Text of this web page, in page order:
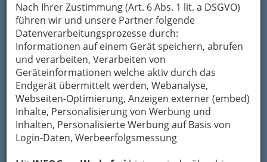
Nach Ihrer Zustimmung (Art. 6 Abs. 1 lit. a DSGVO)
führen wir und unsere Partner folgende
Datenverarbeitungsprozesse durch:
Informationen auf einem Gerät speichern, abrufen
und verarbeiten, Verarbeiten von
Geräteinformationen welche aktiv durch das
Endgerät übermittelt werden, Webanalyse,
Webseiten-Optimierung, Anzeigen externer (embed)
Inhalte, Personalisierung von Werbung und
Inhalten, Personalisierte Werbung auf Basis von
Login-Daten, Werbeerfolgsmessung
Dienstleistungen aller Art
Änderungsschneidereien -
Kunststopfen